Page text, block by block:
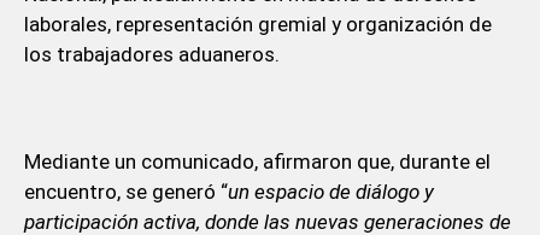
laborales, representación gremial y organización de
los trabajadores aduaneros.
Mediante un comunicado, afirmaron que, durante el
encuentro, se generó “un espacio de diálogo y
participación activa, donde las nuevas generaciones de